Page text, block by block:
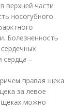
верхней части
носогубного
Болезненность
сердца –
правая щека
за левое
щеках можно